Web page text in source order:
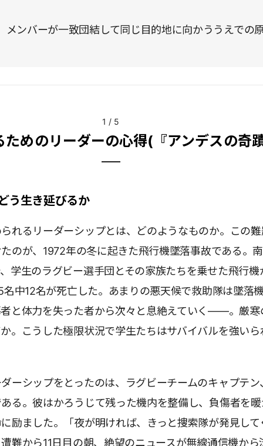
メンバーが一致団結して同じ目的地に向かううえでの
1 / 5
ためのリーダーの心得(『アンデスの奇
う生き延びるか
れるリーダーシップとは、どのようなものか。この
のが、1972年の冬に起きた飛行機墜落事故である。
学生のラグビー選手団とその家族たちを乗せた飛行機
中12名が死亡した。あまりの悪天候で救助隊は墜落
と体力を失った者から次々と息絶えていく――。厳寒
。こうした極限状況で学生たちはサバイバルを強いら
ーシップをとったのは、ラグビーチームのキャプテン
る。彼はかろうじて残った機内を整備し、負傷者を
励ました。「夜が明ければ、きっと捜索隊が発見して
難から11日目の朝、絶望のニュースが無線通信機から